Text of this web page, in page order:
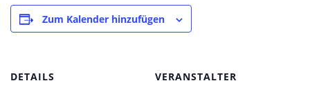
Zum Kalender hinzufügen
DETAILS VERANSTALTER